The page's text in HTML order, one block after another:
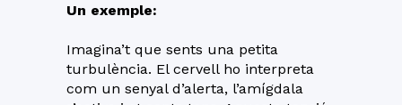
Un exemple:
Imagina’t que sents una petita
turbulència. El cervell ho interpreta
com un senyal d’alerta, l’amígdala